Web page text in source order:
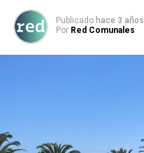
Publicado hace 3 años
Por Red Comunales